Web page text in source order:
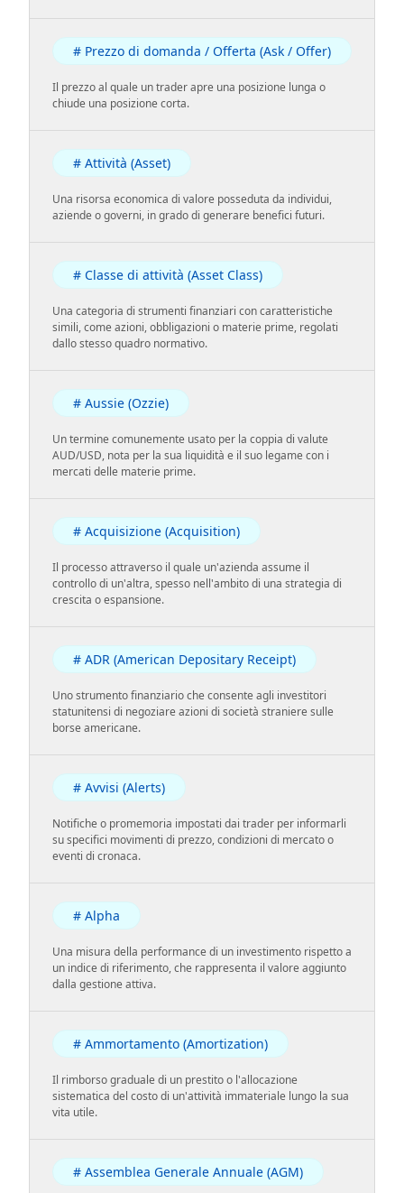
# Prezzo di domanda / Offerta (Ask / Offer)
Il prezzo al quale un trader apre una posizione lunga o
chiude una posizione corta.
# Attività (Asset)
Una risorsa economica di valore posseduta da individui,
aziende o governi, in grado di generare benefici futuri.
# Classe di attività (Asset Class)
Una categoria di strumenti finanziari con caratteristiche
simili, come azioni, obbligazioni o materie prime, regolati
dallo stesso quadro normativo.
# Aussie (Ozzie)
Un termine comunemente usato per la coppia di valute
AUD/USD, nota per la sua liquidità e il suo legame con i
mercati delle materie prime.
# Acquisizione (Acquisition)
Il processo attraverso il quale un'azienda assume il
controllo di un'altra, spesso nell'ambito di una strategia di
crescita o espansione.
# ADR (American Depositary Receipt)
Uno strumento finanziario che consente agli investitori
statunitensi di negoziare azioni di società straniere sulle
borse americane.
# Avvisi (Alerts)
Notifiche o promemoria impostati dai trader per informarli
su specifici movimenti di prezzo, condizioni di mercato o
eventi di cronaca.
# Alpha
Una misura della performance di un investimento rispetto a
un indice di riferimento, che rappresenta il valore aggiunto
dalla gestione attiva.
# Ammortamento (Amortization)
Il rimborso graduale di un prestito o l'allocazione
sistematica del costo di un'attività immateriale lungo la sua
vita utile.
# Assemblea Generale Annuale (AGM)